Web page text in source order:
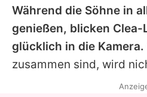
Utiq
Während die Söhne in
genießen, blicken Clea-
glücklich in die Kamera.
zusammen sind, wird